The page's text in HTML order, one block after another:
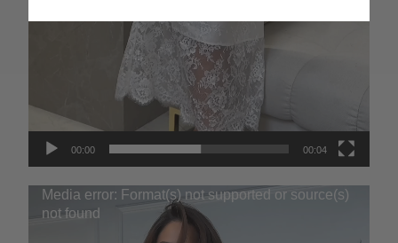
00:00 00:04
Відеопрогравач
Media error: Format(s) not supported or source(s)
not found
EUR
AED
GEL